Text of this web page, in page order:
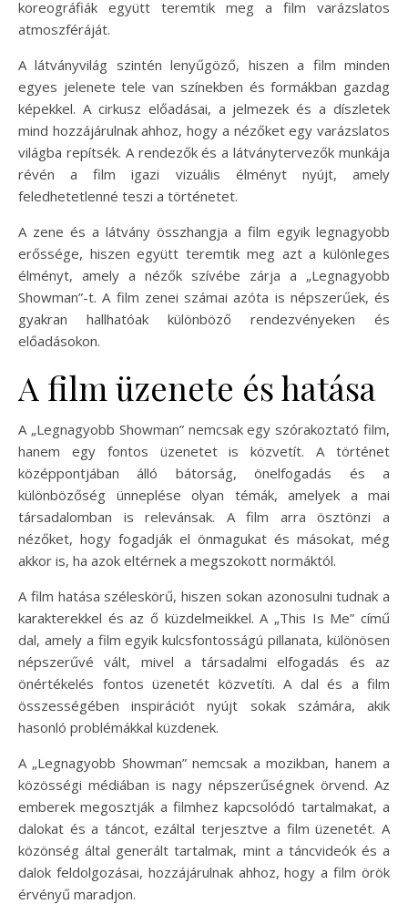
koreográfiák együtt teremtik meg a film varázslatos
atmoszféráját.
A látványvilág szintén lenyűgöző, hiszen a film minden
egyes jelenete tele van színekben és formákban gazdag
képekkel. A cirkusz előadásai, a jelmezek és a díszletek
mind hozzájárulnak ahhoz, hogy a nézőket egy varázslatos
világba repítsék. A rendezők és a látványtervezők munkája
révén a film igazi vizuális élményt nyújt, amely
feledhetetlenné teszi a történetet.
A zene és a látvány összhangja a film egyik legnagyobb
erőssége, hiszen együtt teremtik meg azt a különleges
élményt, amely a nézők szívébe zárja a „Legnagyobb
Showman”-t. A film zenei számai azóta is népszerűek, és
gyakran hallhatóak különböző rendezvényeken és
előadásokon.
A film üzenete és hatása
A „Legnagyobb Showman” nemcsak egy szórakoztató film,
hanem egy fontos üzenetet is közvetít. A történet
középpontjában álló bátorság, önelfogadás és a
különbözőség ünneplése olyan témák, amelyek a mai
társadalomban is relevánsak. A film arra ösztönzi a
nézőket, hogy fogadják el önmagukat és másokat, még
akkor is, ha azok eltérnek a megszokott normáktól.
A film hatása széleskörű, hiszen sokan azonosulni tudnak a
karakterekkel és az ő küzdelmeikkel. A „This Is Me” című
dal, amely a film egyik kulcsfontosságú pillanata, különösen
népszerűvé vált, mivel a társadalmi elfogadás és az
önértékelés fontos üzenetét közvetíti. A dal és a film
összességében inspirációt nyújt sokak számára, akik
hasonló problémákkal küzdenek.
A „Legnagyobb Showman” nemcsak a mozikban, hanem a
közösségi médiában is nagy népszerűségnek örvend. Az
emberek megosztják a filmhez kapcsolódó tartalmakat, a
dalokat és a táncot, ezáltal terjesztve a film üzenetét. A
közönség által generált tartalmak, mint a táncvideók és a
dalok feldolgozásai, hozzájárulnak ahhoz, hogy a film örök
érvényű maradjon.